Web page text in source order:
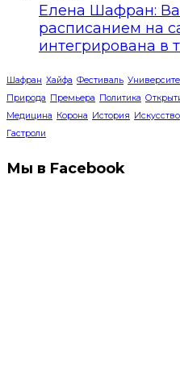
Елена Шафран:
расписанием на
интегрирована в
Шафран Хайфа Фестиваль
Природа Премьера Политика
Медицина Корона История Искусство
Гастроли
Мы в Facebook